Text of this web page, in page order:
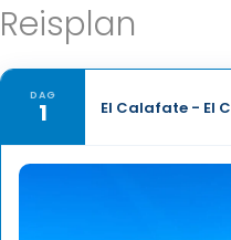
Reisplan
DAG
1 El Calafate - El